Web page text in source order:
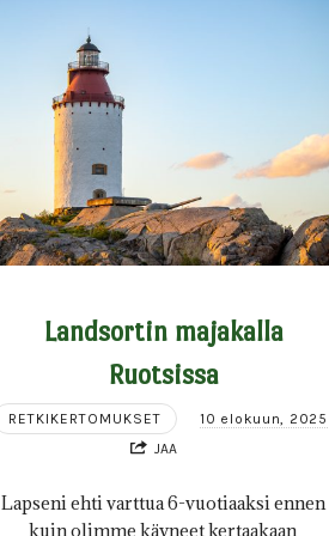
Landsortin majakalla
Ruotsissa
RETKIKERTOMUKSET
10 elokuun, 2025
JAA
Lapseni ehti varttua 6-vuotiaaksi ennen
kuin olimme käyneet kertaakaan